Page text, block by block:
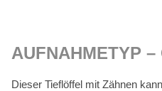
AUF­NAH­ME­TYP
Die­ser Tief­löf­fel mit Zäh­nen